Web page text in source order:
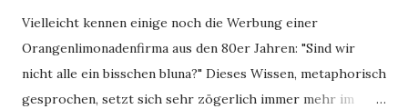
Vielleicht kennen einige noch die Werbung einer
Orangenlimonadenfirma aus den 80er Jahren: "Sind wir
nicht alle ein bisschen bluna?" Dieses Wissen, metaphorisch
gesprochen, setzt sich sehr zögerlich immer mehr im